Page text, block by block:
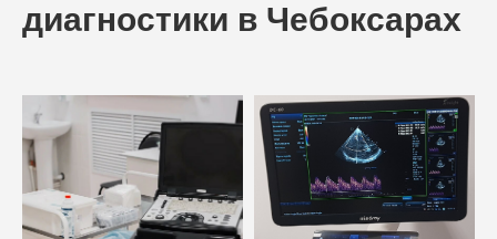
диагностики в Чебоксарах